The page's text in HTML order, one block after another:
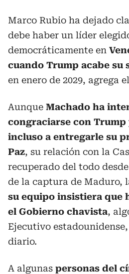
Marco Rubio ha dejado
debe haber un líder
democráticamente en
cuando Trump acabe su
en enero de 2029, agrega
Aunque Machado ha
congraciarse con Trump
incluso a entregarle su
Paz, su relación con la
recuperado del todo
de la captura de Maduro,
su equipo insistiera que
el Gobierno chavista,
Ejecutivo
diario.
A algunas personas del